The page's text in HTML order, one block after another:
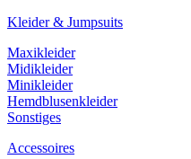
Kleider & Jumpsuits
Maxikleider
Midikleider
Minikleider
Hemdblusenkleider
Sonstiges
Accessoires